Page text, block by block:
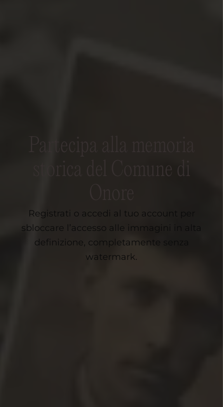
storica del Comune di
Registrati o accedi al tuo account per
sbloccare l’accesso alle immagini in alta
definizione, completamente senza
watermark.